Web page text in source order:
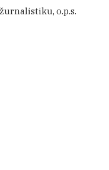
o.p.s.